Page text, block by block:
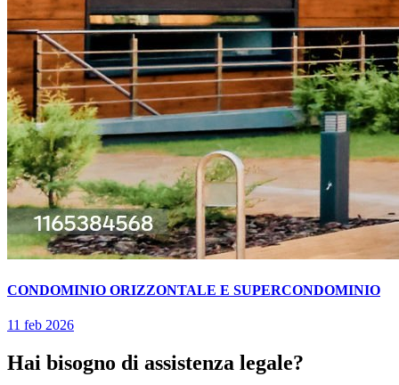
CONDOMINIO ORIZZONTALE E SUPERCONDOMINIO
11 feb 2026
Hai bisogno di assistenza legale?